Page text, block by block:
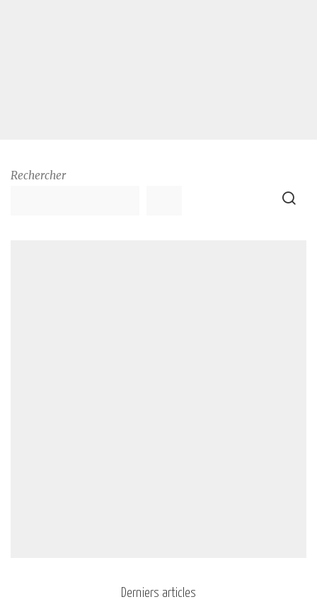
Rechercher
Derniers articles